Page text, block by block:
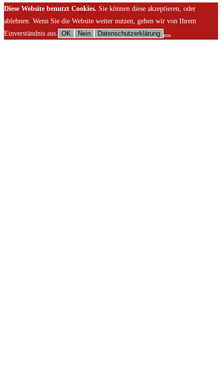
Diese Website benutzt Cookies. Sie können diese akzeptieren, oder
ablehnen. Wenn Sie die Website weiter nutzen, gehen wir von Ihrem
Einverständnis aus.
OK Nein Datenschutzerklärung